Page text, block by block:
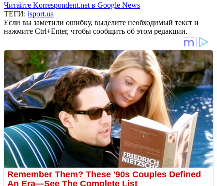
Читайте Korrespondent.net в Google News
ТЕГИ: isport.ua
Если вы заметили ошибку, выделите необходимый текст и
нажмите Ctrl+Enter, чтобы сообщить об этом редакции.